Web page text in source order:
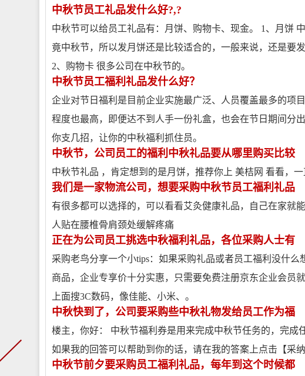
中秋节员工礼品发什么好?,?
中秋节可以给员工礼品有：月饼、购物卡、现金。 1、月饼
竟中秋节，所以发月饼还是比较适合的，一般来说，还是要
2、购物卡 很多公司在中秋节的。
中秋节员工福利礼品发什么好？
企业对节日福利是目前企业实施最广泛、人员覆盖最多的项
程度也最高，即便达不到人手一份礼盒，也会在节日期间分
你支几招，让你的中秋福利抓住员。
中秋节，公司员工的福利中秋礼品要从哪里购买比较
中秋节礼品 ，肯定想到的是月饼，推荐你上 美桔网 看看，一
我们是一家物流公司，想要采购中秋节员工福利礼品
有很多都可以选择的，可以看看艾灸健康礼品，自己在家就
人贴在腰椎骨肩颈处缓解疼痛
正在为公司员工挑选中秋福利礼品，各位采购人士有
采购老鸟分享一个小tips：如果采购礼品或者员工福利没什
商品，企业专享价十分实惠，只需要免费注册京东企业会员
上面搜3C数码，像佳能、小米、。
中秋快到了，公司要采购些中秋礼物发给员工作为福
楼主，你好： 中秋节福利券是用来完成中秋节任务的，完
如果我的回答可以帮助到你的话，请在我的答案上点击【采
中秋节前夕要采购员工福利礼品，每年到这个时候都